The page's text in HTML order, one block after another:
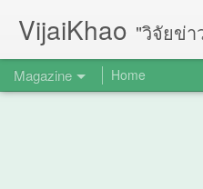
VijaiKhao "วิจัยข่
Magazine Home